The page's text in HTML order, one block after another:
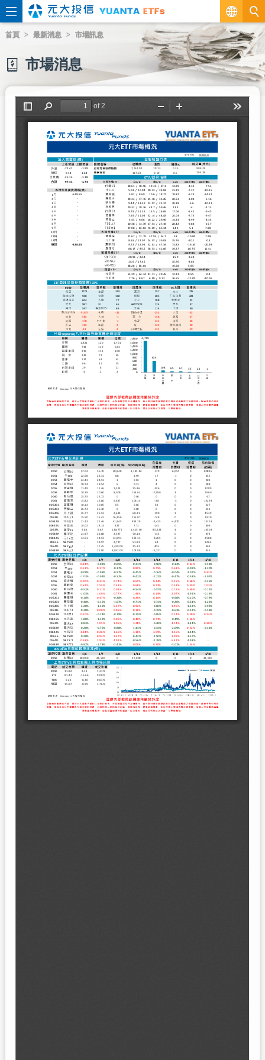
繁
EN
首頁 最新消息 市場訊息
市場消息